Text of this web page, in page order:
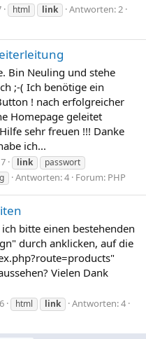
html link
Antworten: 2
Bin Neuling und stehe
;-( Ich benötige ein
! nach erfolgreicher
Homepage geleitet
sehr freuen !!! Danke
ich...
link
passwort
Antworten: 4 Forum: PHP
bitte einen bestehenden
durch anklicken, auf die
Vielen Dank
html link
Antworten: 4